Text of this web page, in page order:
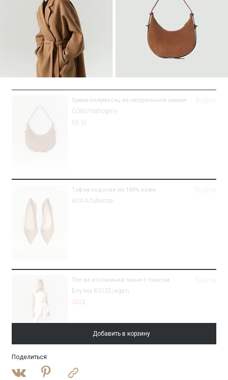
Сумка-полумесяц из натуральной замши
C066/mahogany
NEW
Войти
Туфли-лодочки из 100% кожи
W014/tuberose
Войти
Топ из костюмной ткани с поясом
Блузка B3152/again
SALE
Войти
Брюки зауженного кроя
Добавить в корзину
Поделиться: